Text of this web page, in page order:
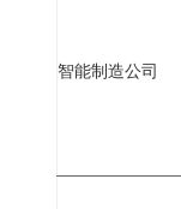
智能制造公司